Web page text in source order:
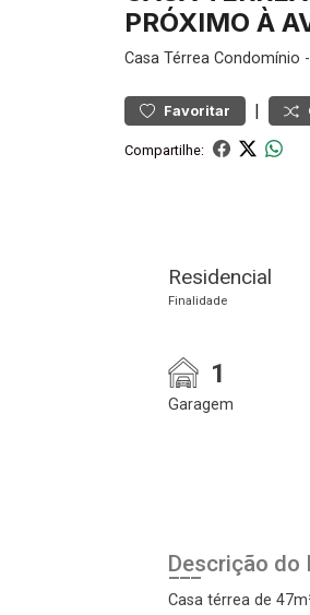
PRÓXIMO À
Casa Térrea Condomínio -
Favoritar |
Compartilhe:
Residencial
Finalidade
1
Garagem
Descrição do
Casa térrea de